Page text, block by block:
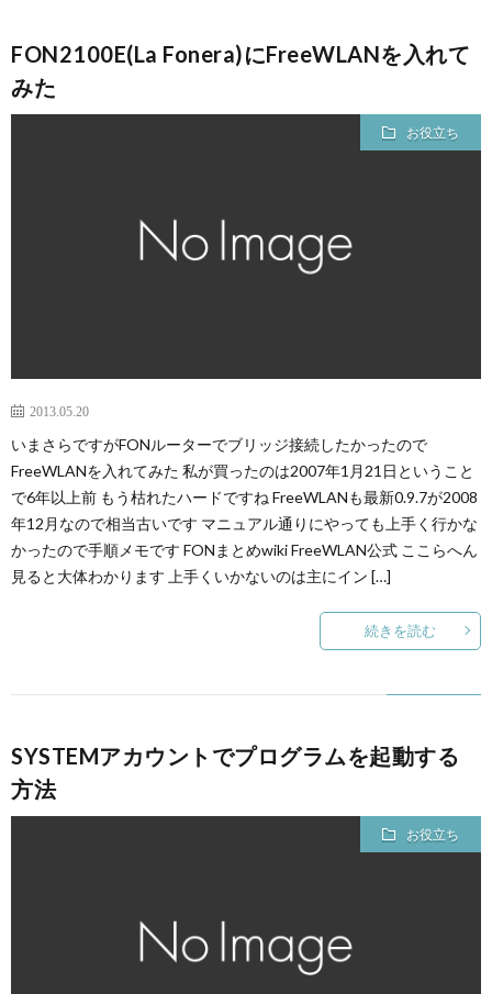
FON2100E(La Fonera)にFreeWLANを入れて
みた
お役立ち
2013.05.20
いまさらですがFONルーターでブリッジ接続したかったので
FreeWLANを入れてみた 私が買ったのは2007年1月21日ということ
で6年以上前 もう枯れたハードですね FreeWLANも最新0.9.7が2008
年12月なので相当古いです マニュアル通りにやっても上手く行かな
かったので手順メモです FONまとめwiki FreeWLAN公式 ここらへん
見ると大体わかります 上手くいかないのは主にイン […]
続きを読む
SYSTEMアカウントでプログラムを起動する
方法
お役立ち